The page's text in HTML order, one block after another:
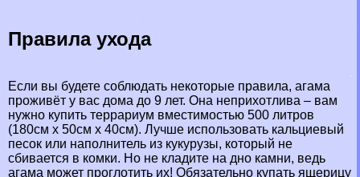
Правила ухода
Если вы будете соблюдать некоторые правила, агама
проживёт у вас дома до 9 лет. Она неприхотлива – вам
нужно купить террариум вместимостью 500 литров
(180см х 50см х 40см). Лучше использовать кальциевый
песок или наполнитель из кукурузы, который не
сбивается в комки. Но не кладите на дно камни, ведь
агама может проглотить их! Обязательно купать ящерицу